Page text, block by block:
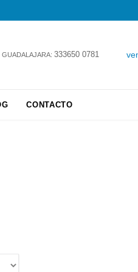
GUADALAJARA: 333650 0781
CONTACTO